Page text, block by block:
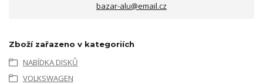
bazar-alu@email.cz
Zboží zařazeno v kategoriích
NABÍDKA DISKŮ
VOLKSWAGEN